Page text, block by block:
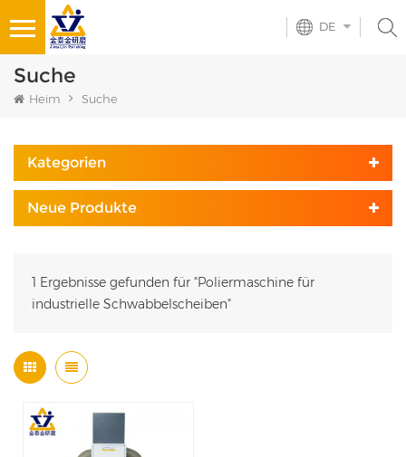
DE
Suche
Heim Suche
Kategorien
Neue Produkte
1 Ergebnisse gefunden für "Poliermaschine für
industrielle Schwabbelscheiben"